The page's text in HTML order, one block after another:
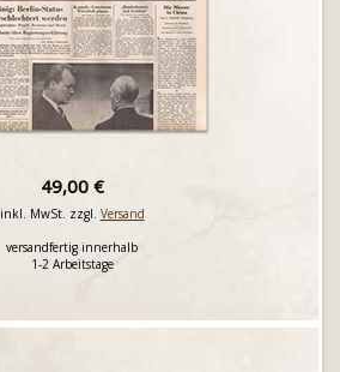
49,00 €
inkl. MwSt. zzgl. Versand
versandfertig innerhalb
1-2 Arbeitstage